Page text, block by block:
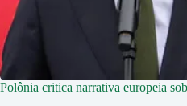
Polônia critica narrativa europeia